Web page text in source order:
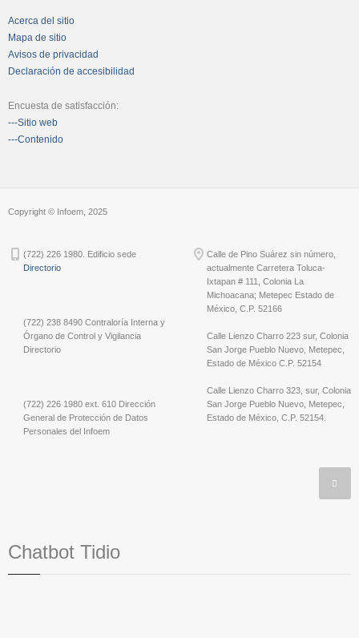
Acerca del sitio
Mapa de sitio
Avisos de privacidad
Declaración de accesibilidad
Encuesta de satisfacción:
---Sitio web
---Contenido
Copyright © Infoem, 2025
(722) 226 1980. Edificio sede
Directorio
(722) 238 8490 Contraloría Interna y
Órgano de Control y Vigilancia
Directorio
(722) 226 1980 ext. 610 Dirección
General de Protección de Datos
Personales del Infoem
Calle de Pino Suárez sin número,
actualmente Carretera Toluca-
Ixtapan # 111, Colonia La
Michoacana; Metepec Estado de
México, C.P. 52166
Calle Lienzo Charro 223 sur, Colonia
San Jorge Pueblo Nuevo, Metepec,
Estado de México C.P. 52154
Calle Lienzo Charro 323, sur, Colonia
San Jorge Pueblo Nuevo, Metepec,
Estado de México, C.P. 52154.
Chatbot Tidio